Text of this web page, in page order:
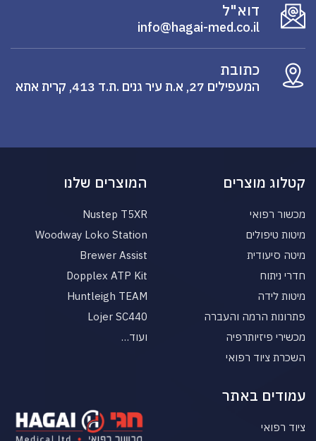
דוא"ל
info@hagai-med.co.il
כתובת
המעפילים 27, א.ת עיר גנים .ת.ד 413, קרית אתא
קטלוג מוצרים
מכשור רפואי
מיטות טיפולים
מיטה סיעודית
חדרי ניתוח
מיטות לידה
פתרונות הרמה והעברה
מכשירי פיזיותרפיה
השכרת ציוד רפואי
המוצרים שלנו
Nustep T5XR
Woodway Loko Station
Brewer Assist
Dopplex ATP Kit
Huntleigh TEAM
Lojer SC440
ועוד…
עמודים באתר
ציוד רפואי